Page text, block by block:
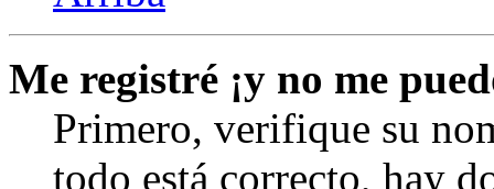
Me registré ¡y no me
Primero, verifique su
todo está correcto, hay